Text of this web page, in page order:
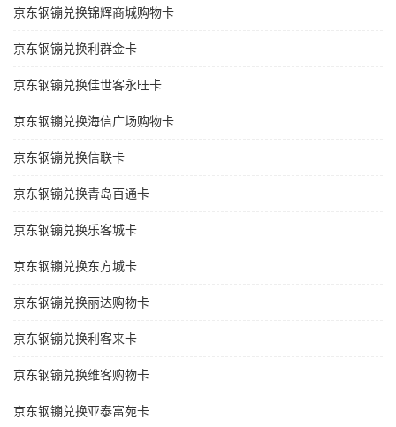
京东钢镚兑换锦辉商城购物卡
京东钢镚兑换利群金卡
京东钢镚兑换佳世客永旺卡
京东钢镚兑换海信广场购物卡
京东钢镚兑换信联卡
京东钢镚兑换青岛百通卡
京东钢镚兑换乐客城卡
京东钢镚兑换东方城卡
京东钢镚兑换丽达购物卡
京东钢镚兑换利客来卡
京东钢镚兑换维客购物卡
京东钢镚兑换亚泰富苑卡